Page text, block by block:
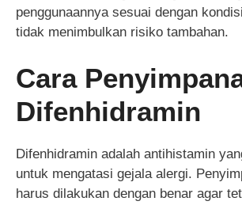
penggunaannya sesuai dengan
tidak menimbulkan risiko tambahan.
Cara
Difenhidramin
Difenhidramin adalah antihistamin
untuk mengatasi gejala alergi.
harus dilakukan dengan benar agar